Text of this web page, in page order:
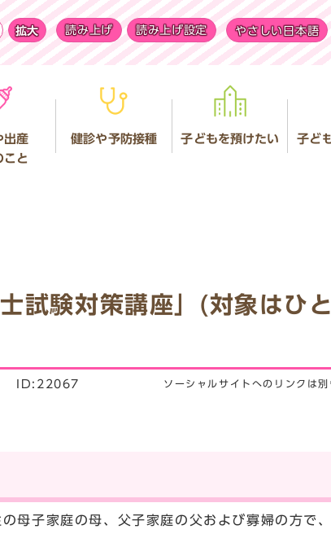
拡大 読み上げ 読み上げ設定 やさしい日本語
出産
こと
健診や予防接種 子どもを預けたい 子ど
試験対策講座」(対象はひ
ID:22067 ソーシャルサイトへのリンクは
母子家庭の母、父子家庭の父および寡婦の方で